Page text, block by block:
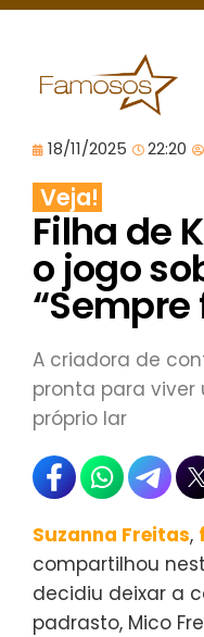
18/11/2025 22:20
Veja!
Filha de
o jogo
A criadora de
pronta para
próprio lar
Suzanna Freitas,
compartilhou
decidiu deixar a
padrasto, Mico